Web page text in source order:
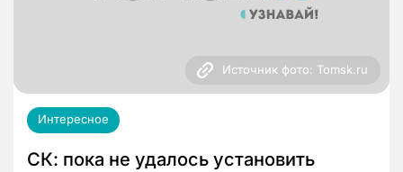
Источник фото: Tomsk.ru
Интересное
СК: пока не удалось установить